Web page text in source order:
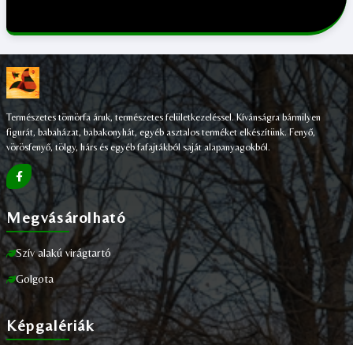
Természetes tömörfa áruk, természetes felületkezeléssel. Kívánságra bármilyen
figurát, babaházat, babakonyhát, egyéb asztalos terméket elkészítünk. Fenyő,
vörösfenyő, tölgy, hárs és egyéb fafajtákból saját alapanyagokból.
Megvásárolható
Szív alakú virágtartó
Golgota
Képgalériák